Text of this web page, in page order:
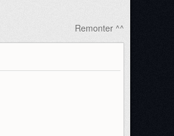
Remonter ^^